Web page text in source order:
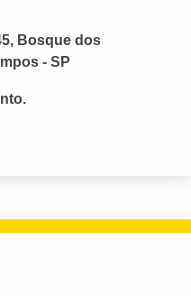
Bosque dos
- SP